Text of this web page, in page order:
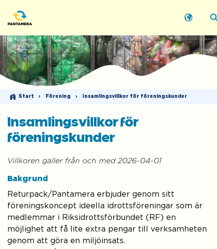
Start › Förening › Insamlingsvillkor för föreningskunder
Insamlingsvillkor för
föreningskunder
Villkoren gäller från och med 2026-04-01
Bakgrund
Returpack/Pantamera erbjuder genom sitt
föreningskoncept ideella idrottsföreningar som är
medlemmar i Riksidrottsförbundet (RF) en
möjlighet att få lite extra pengar till verksamheten
genom att göra en miljöinsats.